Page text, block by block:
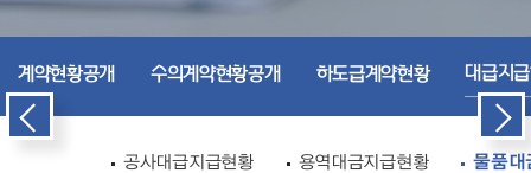
계약현황공개 수의계약현황공개 하도급계약현황 대급지
공사대급지급현황 용역대금지급현황 물품대